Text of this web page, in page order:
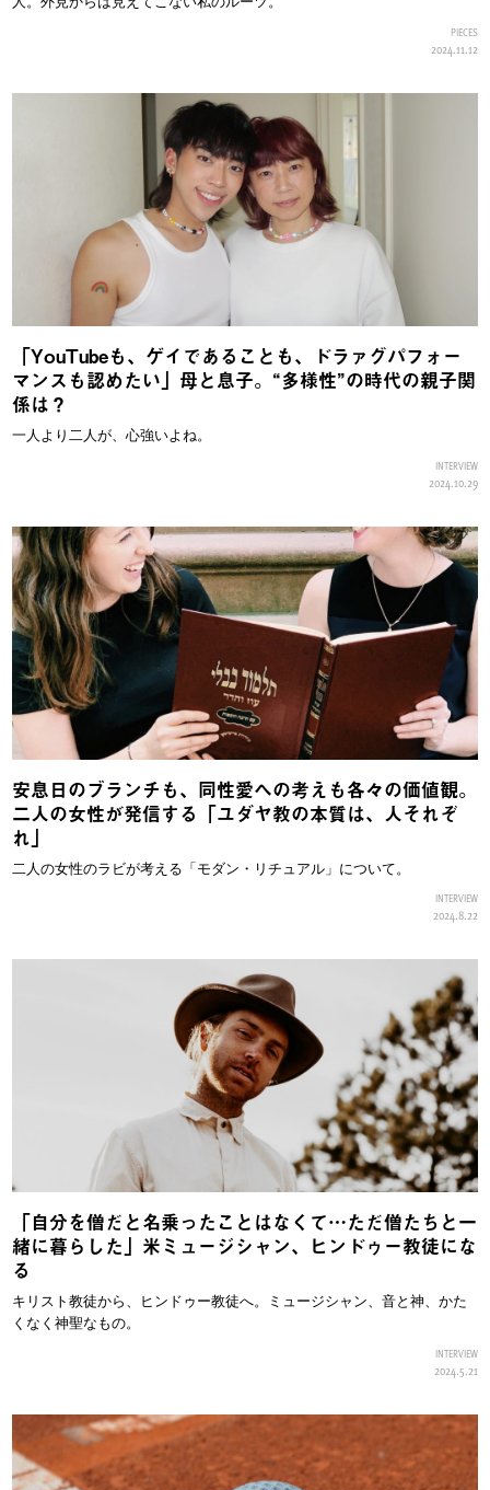
PIECES
2024.11.12
「YouTubeも、ゲイであることも、ドラァグパフォー
マンスも認めたい」母と息子。“多様性”の時代の親子関
係は？
一人より二人が、心強いよね。
INTERVIEW
2024.10.29
安息日のブランチも、同性愛への考えも各々の価値観。
二人の女性が発信する「ユダヤ教の本質は、人それぞ
れ」
二人の女性のラビが考える「モダン・リチュアル」について。
INTERVIEW
2024.8.22
「自分を僧だと名乗ったことはなくて…ただ僧たちと一
緒に暮らした」米ミュージシャン、ヒンドゥー教徒にな
る
キリスト教徒から、ヒンドゥー教徒へ。ミュージシャン、音と神、かた
くなく神聖なもの。
INTERVIEW
2024.5.21